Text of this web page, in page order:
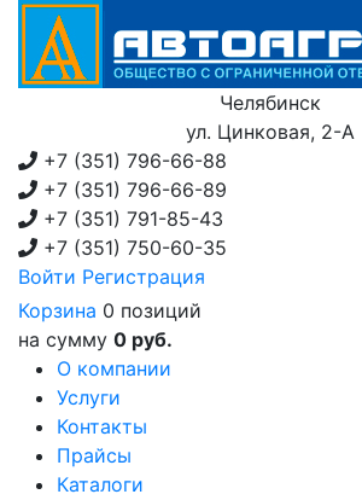
Челябинск
ул. Цинковая, 2-А
+7 (351) 796-66-88
+7 (351) 796-66-89
+7 (351) 791-85-43
+7 (351) 750-60-35
Войти Регистрация
Корзина 0 позиций
на сумму 0 руб.
О компании
Услуги
Контакты
Прайсы
Каталоги